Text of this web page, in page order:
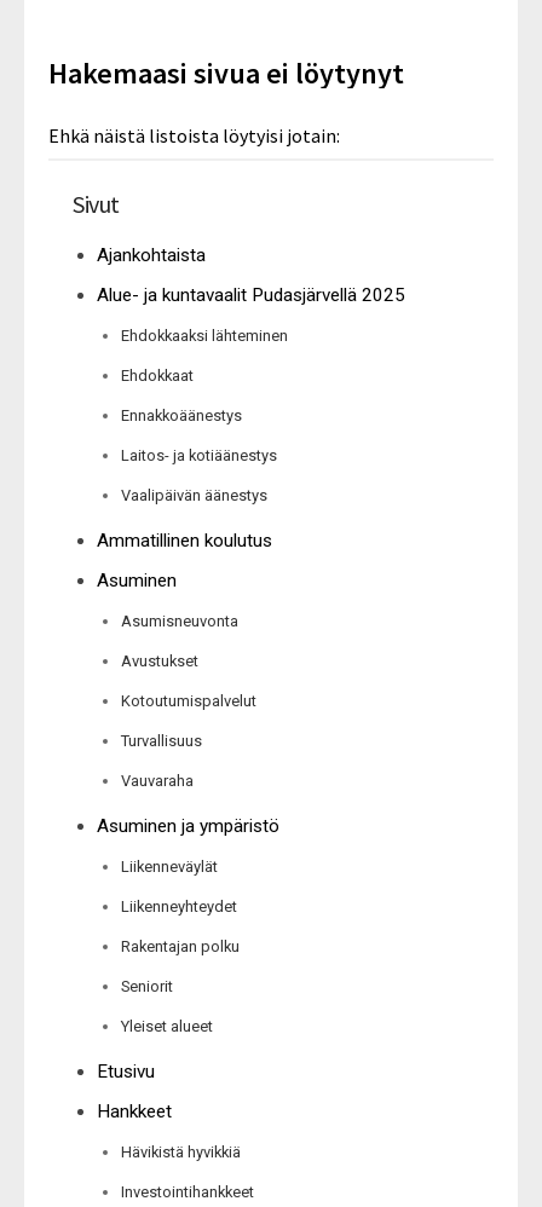
Hakemaasi sivua ei löytynyt
Ehkä näistä listoista löytyisi jotain:
Sivut
Ajankohtaista
Alue- ja kuntavaalit Pudasjärvellä 2025
Ehdokkaaksi lähteminen
Ehdokkaat
Ennakkoäänestys
Laitos- ja kotiäänestys
Vaalipäivän äänestys
Ammatillinen koulutus
Asuminen
Asumisneuvonta
Avustukset
Kotoutumispalvelut
Turvallisuus
Vauvaraha
Asuminen ja ympäristö
Liikenneväylät
Liikenneyhteydet
Rakentajan polku
Seniorit
Yleiset alueet
Etusivu
Hankkeet
Hävikistä hyvikkiä
Investointihankkeet